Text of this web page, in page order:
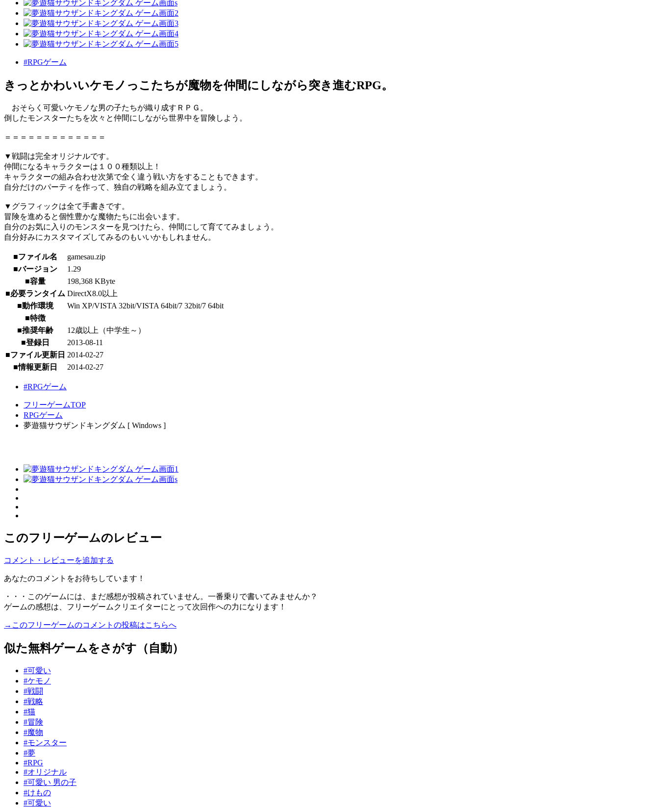
#RPGゲーム
きっとかわいいケモノっこたちが魔物を仲間にしながら突き進むRPG。
おそらく可愛いケモノな男の子たちが織り成すＲＰＧ。
倒したモンスターたちを次々と仲間にしながら世界中を冒険しよう。
＝＝＝＝＝＝＝＝＝＝＝＝＝
▼戦闘は完全オリジナルです。
仲間になるキャラクターは１００種類以上！
キャラクターの組み合わせ次第で全く違う戦い方をすることもできます。
自分だけのパーティを作って、独自の戦略を組み立てましょう。
▼グラフィックは全て手書きです。
冒険を進めると個性豊かな魔物たちに出会います。
自分のお気に入りのモンスターを見つけたら、仲間にして育ててみましょう。
自分好みにカスタマイズしてみるのもいいかもしれません。
■ファイル名
gamesau.zip
■バージョン
1.29
■容量
198,368 KByte
■必要ランタイム DirectX8.0以上
■動作環境
Win XP/VISTA 32bit/VISTA 64bit/7 32bit/7 64bit
■特徴
■推奨年齢
12歳以上（中学生～）
■登録日
2013-08-11
■ファイル更新日 2014-02-27
■情報更新日
2014-02-27
#RPGゲーム
フリーゲームTOP
RPGゲーム
夢遊猫サウザンドキングダム [ Windows ]
このフリーゲームのレビュー
コメント・レビューを追加する
あなたのコメントをお待ちしています！
・・・このゲームには、まだ感想が投稿されていません。一番乗りで書いてみませんか？
ゲームの感想は、フリーゲームクリエイターにとって次回作への力になります！
→このフリーゲームのコメントの投稿はこちらへ
似た無料ゲームをさがす（自動）
#可愛い
#ケモノ
#戦闘
#戦略
#猫
#冒険
#魔物
#モンスター
#夢
#RPG
#オリジナル
#可愛い 男の子
#けもの
#可愛い